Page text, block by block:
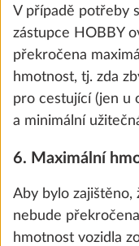
boosterem,
stavu baterie
V případě potřeby
zástupce HOBBY
překročena
hmotnost, tj. zda
pro cestující (jen u
a minimální
6. Maximální
Aby bylo zajištěno,
nebude
hmotnost vozidla